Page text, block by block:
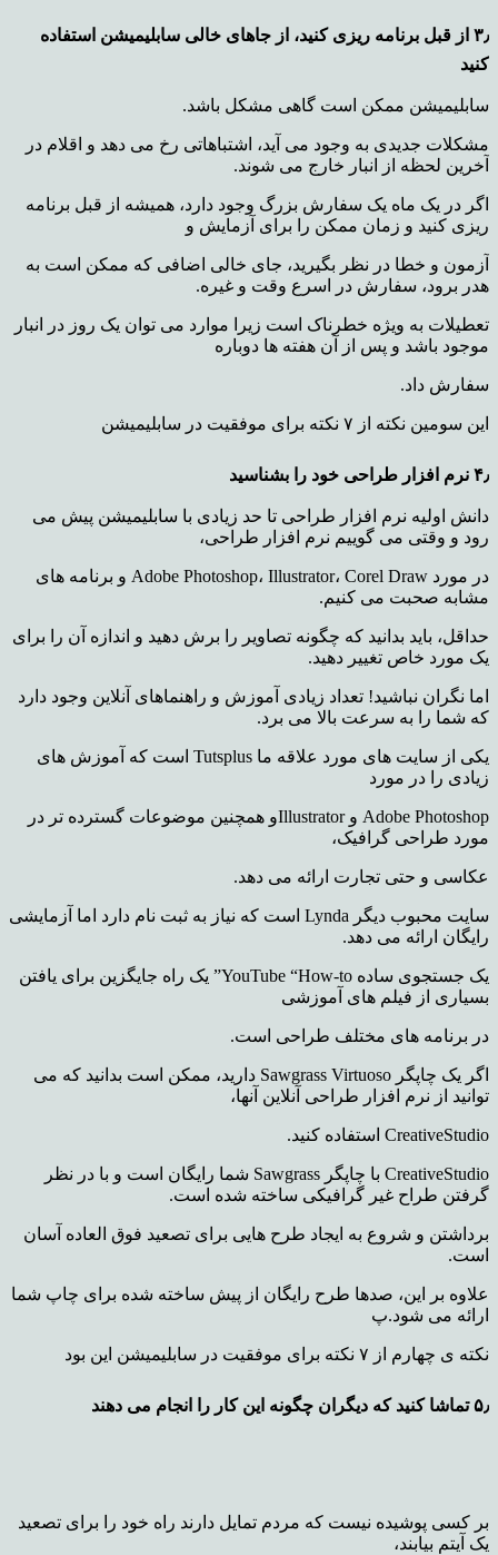
۳٫ از قبل برنامه ریزی کنید، از جاهای خالی سابلیمیشن استفاده
کنید
سابلیمیشن ممکن است گاهی مشکل باشد.
مشکلات جدیدی به وجود می آید، اشتباهاتی رخ می دهد و اقلام در
آخرین لحظه از انبار خارج می شوند.
اگر در یک ماه یک سفارش بزرگ وجود دارد، همیشه از قبل برنامه
ریزی کنید و زمان ممکن را برای آزمایش و
آزمون و خطا در نظر بگیرید، جای خالی اضافی که ممکن است به
هدر برود، سفارش در اسرع وقت و غیره.
تعطیلات به ویژه خطرناک است زیرا موارد می توان یک روز در انبار
موجود باشد و پس از آن هفته ها دوباره
سفارش داد.
این سومین نکته از ۷ نکته برای موفقیت در سابلیمیشن
۴٫ نرم افزار طراحی خود را بشناسید
دانش اولیه نرم افزار طراحی تا حد زیادی با سابلیمیشن پیش می
رود و وقتی می گوییم نرم افزار طراحی،
در مورد Adobe Photoshop، Illustrator، Corel Draw و برنامه های
مشابه صحبت می کنیم.
حداقل، باید بدانید که چگونه تصاویر را برش دهید و اندازه آن را برای
یک مورد خاص تغییر دهید.
اما نگران نباشید! تعداد زیادی آموزش و راهنماهای آنلاین وجود دارد
که شما را به سرعت بالا می برد.
یکی از سایت های مورد علاقه ما Tutsplus است که آموزش های
زیادی را در مورد
Adobe Photoshop و Illustratorو همچنین موضوعات گسترده تر در
مورد طراحی گرافیک،
عکاسی و حتی تجارت ارائه می دهد.
سایت محبوب دیگر Lynda است که نیاز به ثبت نام دارد اما آزمایشی
رایگان ارائه می دهد.
یک جستجوی ساده YouTube “How-to” یک راه جایگزین برای یافتن
بسیاری از فیلم های آموزشی
در برنامه های مختلف طراحی است.
اگر یک چاپگر Sawgrass Virtuoso دارید، ممکن است بدانید که می
توانید از نرم افزار طراحی آنلاین آنها،
CreativeStudio استفاده کنید.
CreativeStudio با چاپگر Sawgrass شما رایگان است و با در نظر
گرفتن طراح غیر گرافیکی ساخته شده است.
برداشتن و شروع به ایجاد طرح هایی برای تصعید فوق العاده آسان
است.
علاوه بر این، صدها طرح رایگان از پیش ساخته شده برای چاپ شما
ارائه می شود.پ
نکته ی چهارم از ۷ نکته برای موفقیت در سابلیمیشن این بود
۵٫ تماشا کنید که دیگران چگونه این کار را انجام می دهند
بر کسی پوشیده نیست که مردم تمایل دارند راه خود را برای تصعید
یک آیتم بیابند،